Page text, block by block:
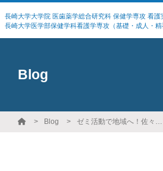
長崎大学大学院 医歯薬学総合研究科 保健学専攻 看護
長崎大学医学部保健学科看護学専攻（基礎・成人・精
Blog
Blog ゼミ活動で地域へ！佐々町 元気カフェ『ぷらっと』を訪れて